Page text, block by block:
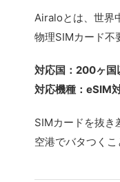
Airaloとは、世界
物理SIMカード不
対応国：200ヶ国
対応機種：eSIM
SIMカードを抜き
空港でバタつくこ